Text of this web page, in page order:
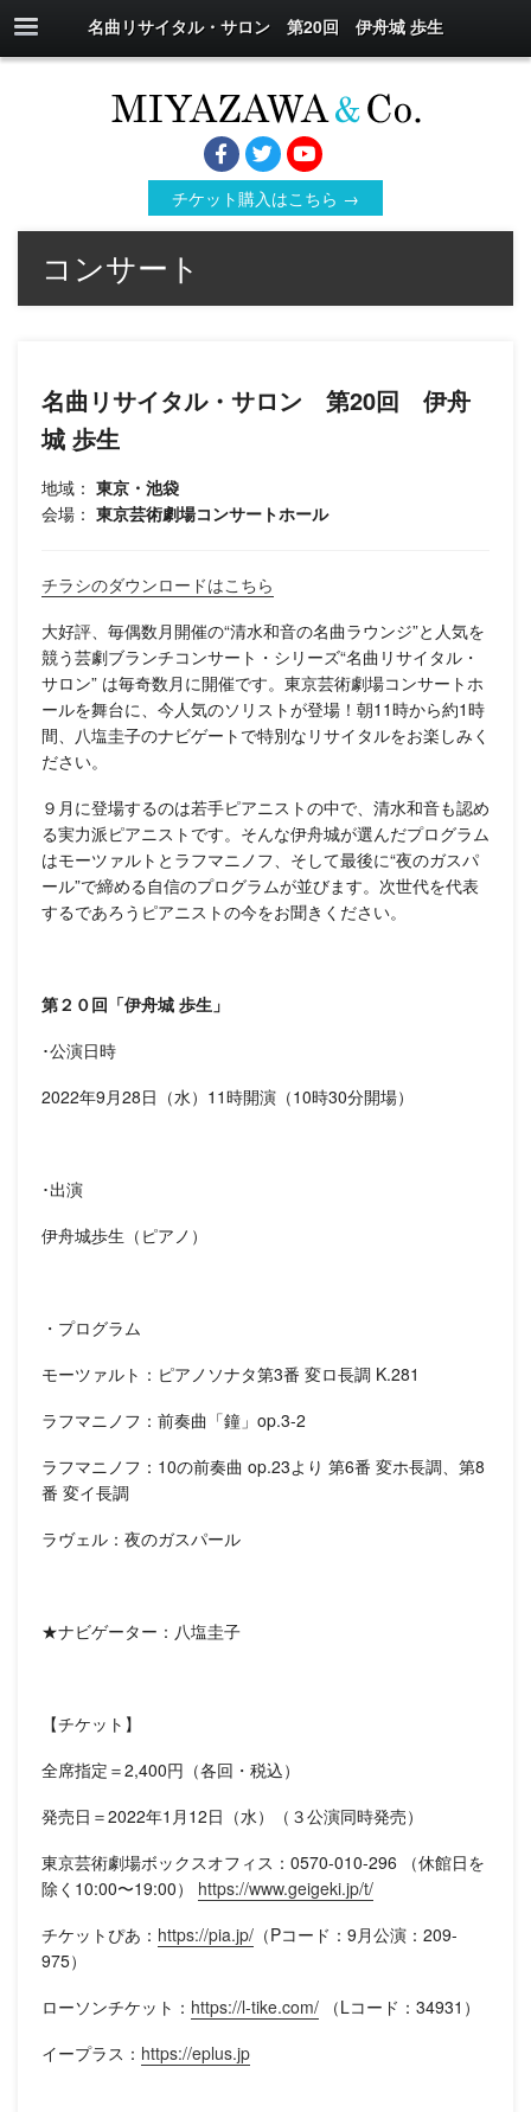
名曲リサイタル・サロン 第20回 伊舟城 歩生
チケット購入はこちら →
コンサート
名曲リサイタル・サロン 第20回 伊舟
城 歩生
地域： 東京・池袋
会場： 東京芸術劇場コンサートホール
チラシのダウンロードはこちら
大好評、毎偶数月開催の“清水和音の名曲ラウンジ”と人気を
競う芸劇ブランチコンサート・シリーズ“名曲リサイタル・
サロン” は毎奇数月に開催です。東京芸術劇場コンサートホ
ールを舞台に、今人気のソリストが登場！朝11時から約1時
間、八塩圭子のナビゲートで特別なリサイタルをお楽しみく
ださい。
９月に登場するのは若手ピアニストの中で、清水和音も認め
る実力派ピアニストです。そんな伊舟城が選んだプログラム
はモーツァルトとラフマニノフ、そして最後に“夜のガスパ
ール”で締める自信のプログラムが並びます。次世代を代表
するであろうピアニストの今をお聞きください。
第２０回「伊舟城 歩生」
･公演日時
2022年9月28日（水）11時開演（10時30分開場）
･出演
伊舟城歩生（ピアノ）
・プログラム
モーツァルト：ピアノソナタ第3番 変ロ長調 K.281
ラフマニノフ：前奏曲「鐘」op.3-2
ラフマニノフ：10の前奏曲 op.23より 第6番 変ホ長調、第8
番 変イ長調
ラヴェル：夜のガスパール
★ナビゲーター：八塩圭子
【チケット】
全席指定＝2,400円（各回・税込）
発売日＝2022年1月12日（水）（３公演同時発売）
東京芸術劇場ボックスオフィス：0570-010-296 （休館日を
除く10:00〜19:00） https://www.geigeki.jp/t/
チケットぴあ： https://pia.jp/ （Pコード：9月公演：209-
975）
ローソンチケット： https://l-tike.com/ （Lコード：34931）
イープラス： https://eplus.jp